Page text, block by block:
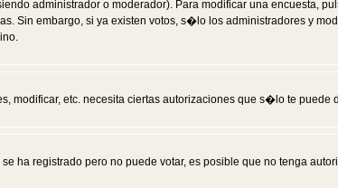
administrador o moderador). Para modificar una encuesta,
Sin embargo, si ya existen votos, s�lo los administradores y
etc. necesita ciertas autorizaciones que s�lo te puede
ha registrado pero no puede votar, es posible que no tenga